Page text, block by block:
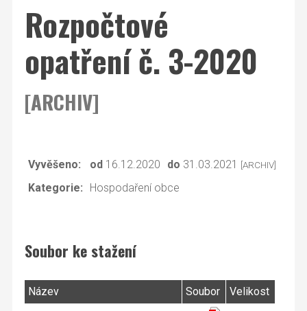
Rozpočtové
opatření č. 3-2020
[ARCHIV]
Vyvěšeno: od 16.12.2020 do 31.03.2021 [ARCHIV]
Kategorie: Hospodaření obce
Soubor ke stažení
Název Soubor Velikost